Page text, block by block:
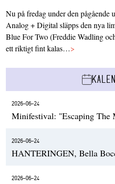
Nu på fredag under den pågående
Analog + Digital släpps den nya
Blue For Two (Freddie Wadling
ett riktigt fint kalas…>
2026-06-24
Minifestival: "Escaping The
2026-06-24
HANTERINGEN, Bella
2026-06-24